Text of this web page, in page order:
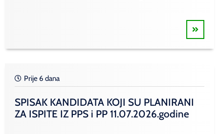
Prije 6 dana
SPISAK KANDIDATA KOJI SU PLANIRANI
ZA ISPITE IZ PPS i PP 11.07.2026.godine